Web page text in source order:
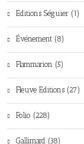
Editions Séguier (1)
Événement (8)
Flammarion (5)
Fleuve Editions (27)
Folio (228)
Gallimard (38)